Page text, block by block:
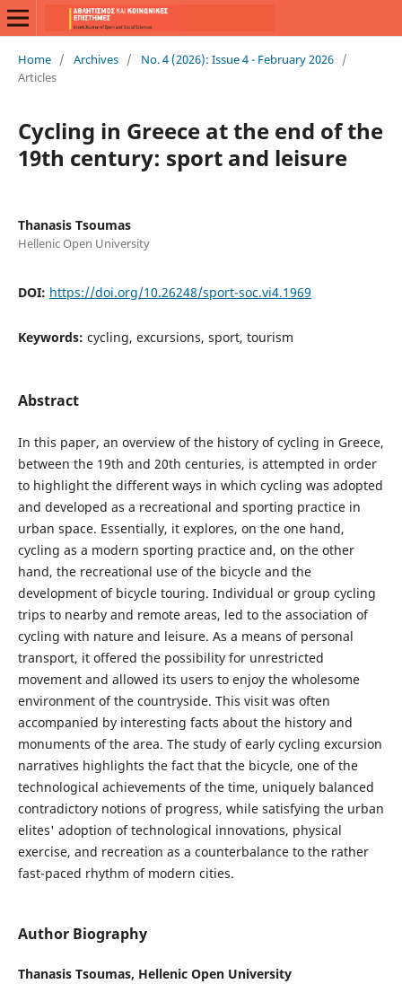
Home / Archives / No. 4 (2026): Issue 4 - February 2026 /
Articles
Cycling in Greece at the end of the
19th century: sport and leisure
Thanasis Tsoumas
Hellenic Open University
DOI: https://doi.org/10.26248/sport-soc.vi4.1969
Keywords: cycling, excursions, sport, tourism
Abstract
In this paper, an overview of the history of cycling in Greece,
between the 19th and 20th centuries, is attempted in order
to highlight the different ways in which cycling was adopted
and developed as a recreational and sporting practice in
urban space. Essentially, it explores, on the one hand,
cycling as a modern sporting practice and, on the other
hand, the recreational use of the bicycle and the
development of bicycle touring. Individual or group cycling
trips to nearby and remote areas, led to the association of
cycling with nature and leisure. As a means of personal
transport, it offered the possibility for unrestricted
movement and allowed its users to enjoy the wholesome
environment of the countryside. This visit was often
accompanied by interesting facts about the history and
monuments of the area. The study of early cycling excursion
narratives highlights the fact that the bicycle, one of the
technological achievements of the time, uniquely balanced
contradictory notions of progress, while satisfying the urban
elites' adoption of technological innovations, physical
exercise, and recreation as a counterbalance to the rather
fast-paced rhythm of modern cities.
Author Biography
Thanasis Tsoumas, Hellenic Open University